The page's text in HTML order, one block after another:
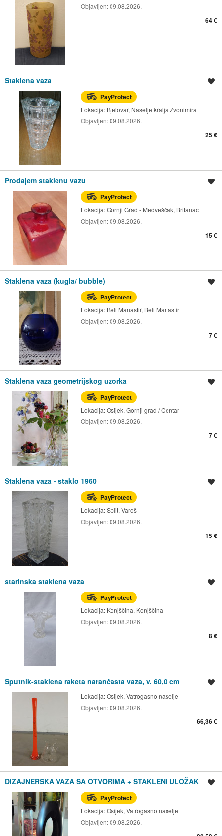
Objavljen:09.08.2026.
64 €
Staklena vaza
PayProtect
Lokacija: Bjelovar, Naselje kralja Zvonimira
Objavljen:09.08.2026.
25 €
Prodajem staklenu vazu
PayProtect
Lokacija:Gornji Grad - Medveščak, Britanac
Objavljen:09.08.2026.
15 €
Staklena vaza (kugla/ bubble)
PayProtect
Lokacija: Beli Manastir, Beli Manastir
Objavljen:09.08.2026.
7 €
Staklena vaza geometrijskog uzorka
PayProtect
Lokacija:Osijek, Gornji grad / Centar
Objavljen:09.08.2026.
7 €
Staklena vaza - staklo 1960
PayProtect
Lokacija:Split, Varoš
Objavljen:09.08.2026.
15 €
starinska staklena vaza
PayProtect
Lokacija: Konjščina, Konjščina
Objavljen:09.08.2026.
8 €
Sputnik-staklena raketa narančasta vaza, v. 60,0 cm
Lokacija:Osijek, Vatrogasno naselje
Objavljen:09.08.2026.
66,36 €
DIZAJNERSKA VAZA SA OTVORIMA + STAKLENI ULOŽAK
PayProtect
Lokacija:Osijek, Vatrogasno naselje
Objavljen:09.08.2026.